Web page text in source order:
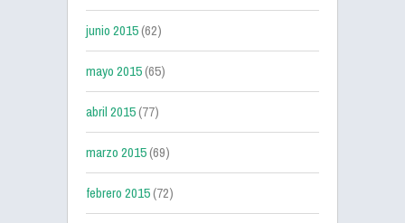
junio 2015(62)
mayo 2015(65)
abril 2015(77)
marzo 2015(69)
febrero 2015(72)